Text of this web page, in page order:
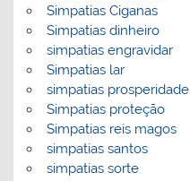
Simpatias Ciganas
Simpatias dinheiro
simpatias engravidar
Simpatias lar
simpatias prosperidade
Simpatias proteção
Simpatias reis magos
simpatias santos
simpatias sorte